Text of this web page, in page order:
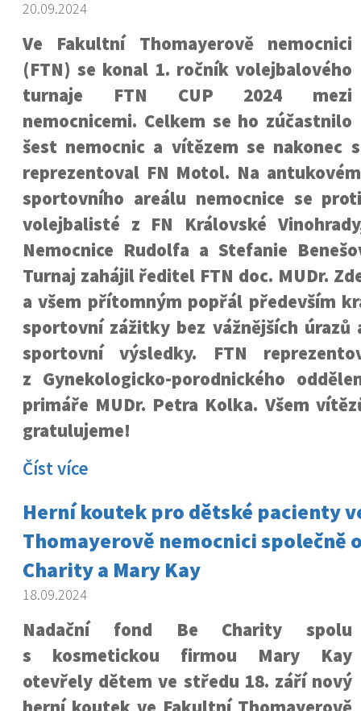
20.09.2024
Ve Fakultní Thomayerově nemocnici
(FTN) se konal 1. ročník volejbalového
turnaje FTN CUP 2024 mezi
nemocnicemi. Celkem se ho zúčastnilo
šest nemocnic a vítězem se nakonec
reprezentoval FN Motol. Na
sportovního areálu nemocnice se
volejbalisté z FN Královské
Nemocnice Rudolfa a Stefanie
Turnaj zahájil ředitel FTN doc. MUDr.
a všem přítomným popřál především
sportovní zážitky bez vážnějších úrazů
sportovní výsledky. FTN
z Gynekologicko-porodnického
primáře MUDr. Petra Kolka. Všem
gratulujeme!
Číst více
Herní koutek pro dětské pacienty
Thomayerově nemocnici společně
Charity a Mary Kay
18.09.2024
Nadační fond Be Charity spolu
s kosmetickou firmou Mary Kay
otevřely dětem ve středu 18. září nový